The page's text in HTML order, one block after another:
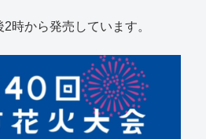
時から発売しています。